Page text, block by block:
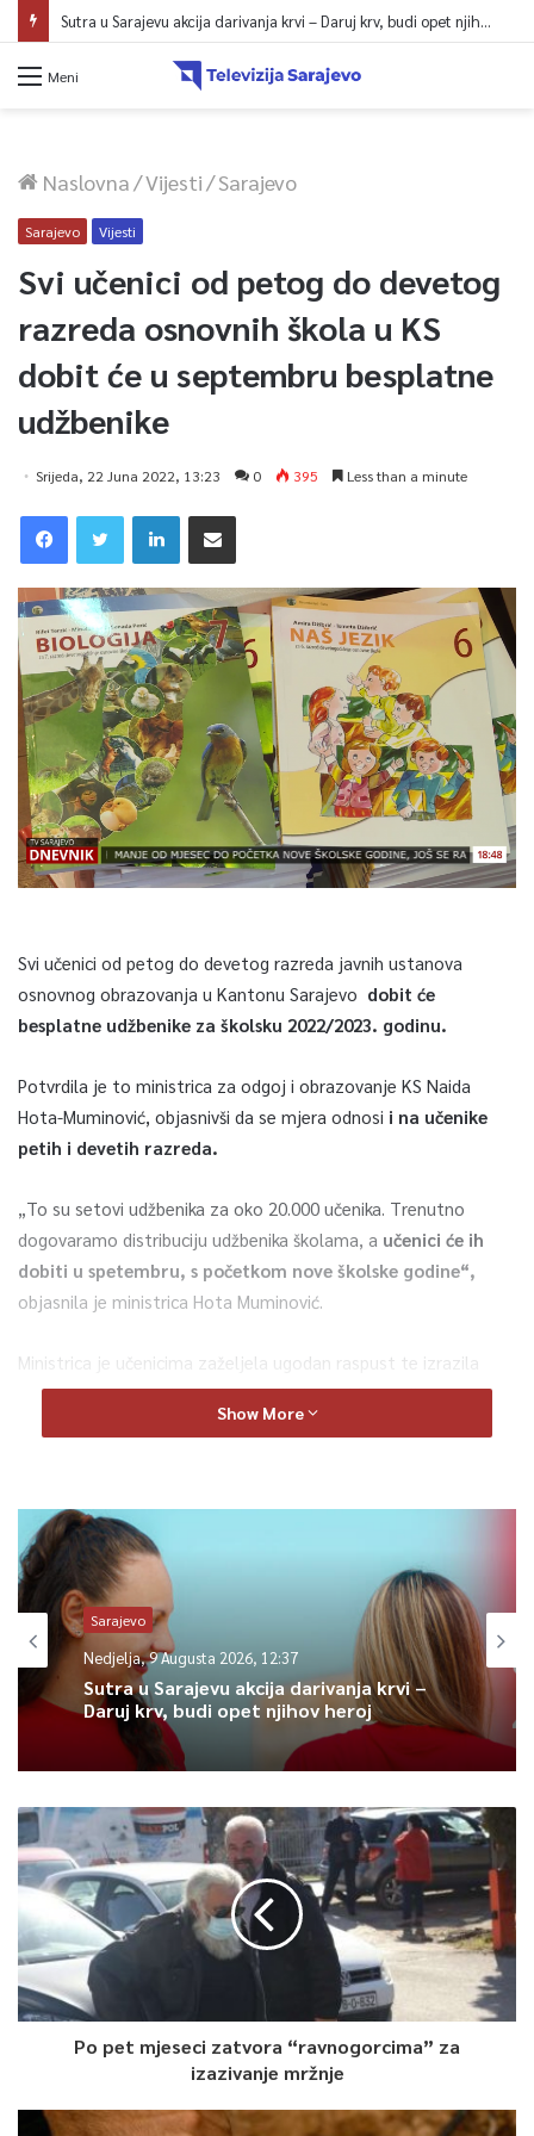
Sutra u Sarajevu akcija darivanja krvi – Daruj krv, budi opet njihov heroj
Meni
Naslovna/Vijesti/Sarajevo
Sarajevo Vijesti
Svi učenici od petog do devetog
razreda osnovnih škola u KS
dobit će u septembru besplatne
udžbenike
Srijeda, 22 Juna 2022, 13:23 0 395 Less than a minute
Svi učenici od petog do devetog razreda javnih ustanova
osnovnog obrazovanja u Kantonu Sarajevo dobit će
besplatne udžbenike za školsku 2022/2023. godinu.
Potvrdila je to ministrica za odgoj i obrazovanje KS Naida
Hota-Muminović, objasnivši da se mjera odnosi i na učenike
petih i devetih razreda.
„To su setovi udžbenika za oko 20.000 učenika. Trenutno
dogovaramo distribuciju udžbenika školama, a učenici će ih
dobiti u spetembru, s početkom nove školske godine“,
objasnila je ministrica Hota Muminović.
Ministrica je učenicima zaželjela ugodan raspust te izrazila
nadu da je ovom mjerom barem dijelom ublažen dio
roditeljskih briga i poboljšan životni standard u porodicama.
Službe za protokol i press KS
Article Rating
Show More
Sarajevo
Nedjelja, 9 Augusta 2026, 12:37
Sutra u Sarajevu akcija darivanja krvi –
Daruj krv, budi opet njihov heroj
Po pet mjeseci zatvora “ravnogorcima” za
izazivanje mržnje